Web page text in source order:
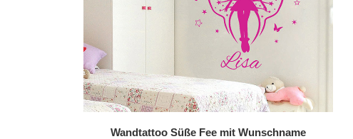
Wandtattoo Süße Fee mit Wunschname